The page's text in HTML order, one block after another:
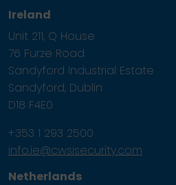
Ireland
Unit 211, Q House
76 Furze Road
Sandyford Industrial Estate
Sandyford, Dublin
D18 F4E0
+353 1 293 2500
info.ie@cwsisecurity.com
Netherlands